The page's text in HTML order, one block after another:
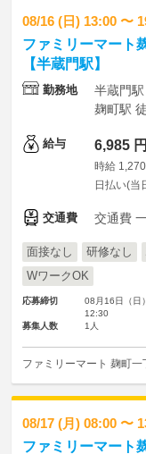
08/16 (日) 13:00 〜
ファミリーマート
【半蔵門駅】
勤務地
半蔵門
麹町駅
給与 6,985 円
時給
日払い(当
交通費 交通費
面接なし 研修なし
WワークOK
応募締切
08月16日（日）
12:30
募集人数
1人
ファミリーマート 麹町一
08/17 (月) 08:00 〜
ファミリーマート